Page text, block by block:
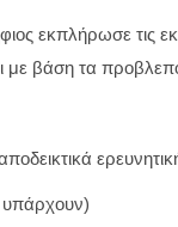
εκπλήρωσε τις
με βάση τα
υπάρχουν)